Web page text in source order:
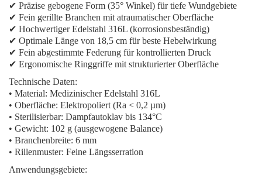
✔ Präzise gebogene Form (35° Winkel) für tiefe Wundgebiete
✔ Fein gerillte Branchen mit atraumatischer Oberfläche
✔ Hochwertiger Edelstahl 316L (korrosionsbeständig)
✔ Optimale Länge von 18,5 cm für beste Hebelwirkung
✔ Fein abgestimmte Federung für kontrollierten Druck
✔ Ergonomische Ringgriffe mit strukturierter Oberfläche
Technische Daten:
• Material: Medizinischer Edelstahl 316L
• Oberfläche: Elektropoliert (Ra < 0,2 µm)
• Sterilisierbar: Dampfautoklav bis 134°C
• Gewicht: 102 g (ausgewogene Balance)
• Branchenbreite: 6 mm
• Rillenmuster: Feine Längsserration
Anwendungsgebiete: